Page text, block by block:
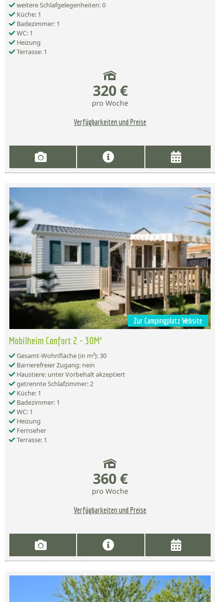
weitere Schlafgelegenheiten: 0
Küche: 1
Badezimmer: 1
WC: 1
Heizung
Terrasse: 1
320 €
pro Woche
Verfügbarkeiten und Preise
Zur Campingplatz Website
Mobilheim Confort 2 - 30M²
Gesamt-Wohnfläche (in m²): 30
Barrierefreier Zugang: nein
Haustiere: unter Vorbehalt akzeptiert
getrennte Schlafzimmer: 2
Küche: 1
Badezimmer: 1
WC: 1
Heizung
Fernseher
Terrasse: 1
360 €
pro Woche
Verfügbarkeiten und Preise